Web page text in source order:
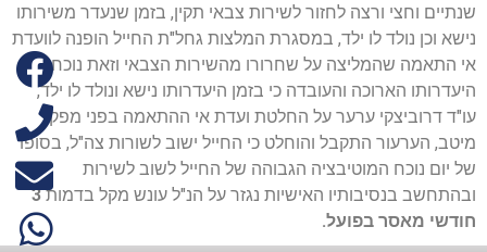
שנתיים וחצי ורצה לחזור לשירות צבאי תקין, בזמן שנעדר משירותו
נישא וכן נולד לו ילד, במסגרת המלצות גחל"ת החייל הופנה לוועדת
אי התאמה שהמליצה על שחרורו מהשירות הצבאי וזאת נוכח
היעדרותו הארוכה והעובדה כי בזמן היעדרותו נישא ונולד לו ילד,
עו"ד דרוביצקי ערער על החלטת ועדת אי ההתאמה בפני מפקד
מיטב, הערעור התקבל והוחלט כי החייל ישוב לשורות צה"ל, בסופו
של יום נוכח המוטיבציה הגבוהה של החייל לשוב לשירות
ובהתחשב בנסיבותיו האישיות נגזר על הנ"ל עונש מקל בדמות3
חודשי מאסר בפועל.